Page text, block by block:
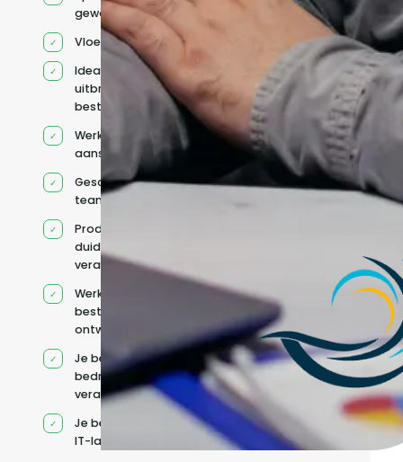
geworven profiel
Vloeiend Engels
Ideaal voor het
uitbreiden van
bestaande capaciteit
Werkt onder jouw
aansturing
Geschikt voor hybride
teams
Productcontext en
duidelijke
verantwoordelijkheden
Werkt binnen jouw
bestaande
ontwikkelteam
Je behoudt jouw
bedrijfs- en IT-
verantwoordelijkheden
Je beheert jouw eigen
IT-landschap